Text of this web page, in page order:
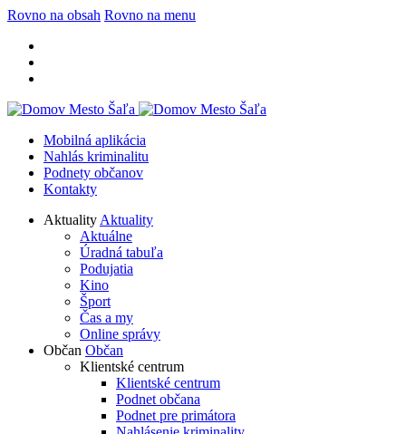
Rovno na obsah Rovno na menu
Mobilná aplikácia
Nahlás kriminalitu
Podnety občanov
Kontakty
Aktuality Aktuality
Aktuálne
Úradná tabuľa
Podujatia
Kino
Šport
Čas a my
Online správy
Občan Občan
Klientské centrum
Klientské centrum
Podnet občana
Podnet pre primátora